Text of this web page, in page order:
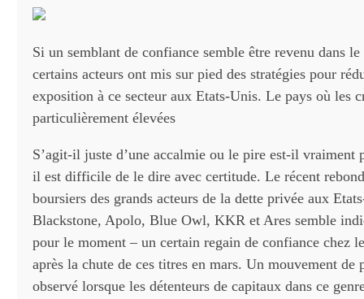
Si un semblant de confiance semble être revenu dans
certains acteurs ont mis sur pied des stratégies pour
exposition à ce secteur aux Etats-Unis. Le pays où les
particulièrement élevées
S’agit-il juste d’une accalmie ou le pire est-il vraiment
il est difficile de le dire avec certitude. Le récent
boursiers des grands acteurs de la dette privée aux
Blackstone, Apolo, Blue Owl, KKR et Ares semble
pour le moment – un certain regain de confiance chez
après la chute de ces titres en mars. Un mouvement de
observé lorsque les détenteurs de capitaux dans ce